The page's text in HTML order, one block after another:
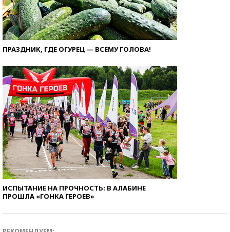
ПРАЗДНИК, ГДЕ ОГУРЕЦ — ВСЕМУ ГОЛОВА!
ИСПЫТАНИЕ НА ПРОЧНОСТЬ: В АЛАБИНЕ
ПРОШЛА «ГОНКА ГЕРОЕВ»